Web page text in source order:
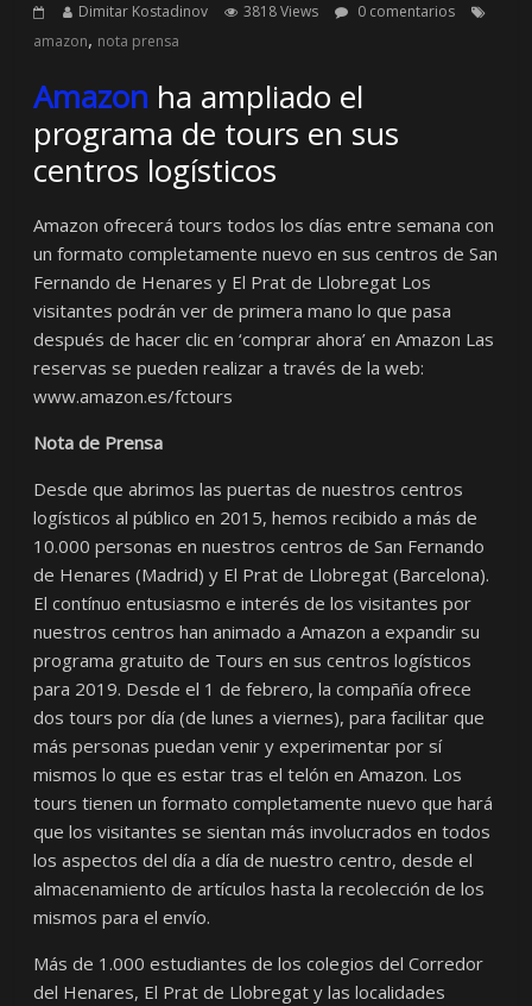
Dimitar Kostadinov 3818 Views
0 comentarios
amazon, nota prensa
Amazon ha ampliado el
programa de tours en sus
centros logísticos
Amazon ofrecerá tours todos los días entre semana con
un formato completamente nuevo en sus centros de San
Fernando de Henares y El Prat de Llobregat Los
visitantes podrán ver de primera mano lo que pasa
después de hacer clic en ‘comprar ahora’ en Amazon Las
reservas se pueden realizar a través de la web:
www.amazon.es/fctours
Nota de Prensa
Desde que abrimos las puertas de nuestros centros
logísticos al público en 2015, hemos recibido a más de
10.000 personas en nuestros centros de San Fernando
de Henares (Madrid) y El Prat de Llobregat (Barcelona).
El contínuo entusiasmo e interés de los visitantes por
nuestros centros han animado a Amazon a expandir su
programa gratuito de Tours en sus centros logísticos
para 2019. Desde el 1 de febrero, la compañía ofrece
dos tours por día (de lunes a viernes), para facilitar que
más personas puedan venir y experimentar por sí
mismos lo que es estar tras el telón en Amazon. Los
tours tienen un formato completamente nuevo que hará
que los visitantes se sientan más involucrados en todos
los aspectos del día a día de nuestro centro, desde el
almacenamiento de artículos hasta la recolección de los
mismos para el envío.
Más de 1.000 estudiantes de los colegios del Corredor
del Henares, El Prat de Llobregat y las localidades